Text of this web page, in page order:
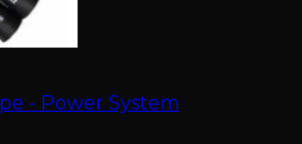
- Power System